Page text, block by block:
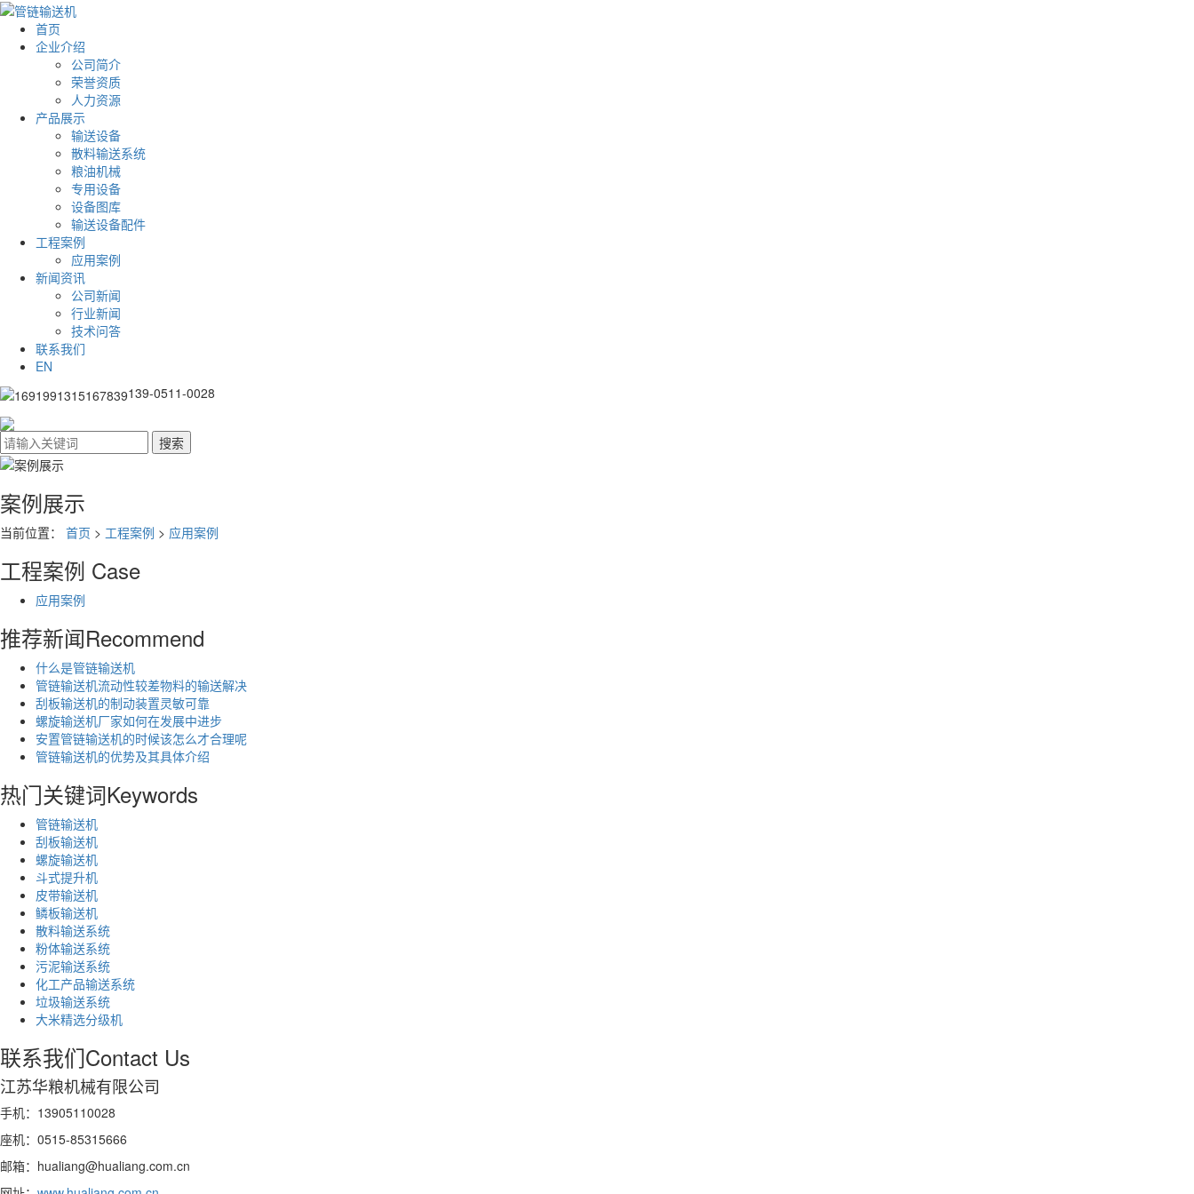
首页
企业介绍
公司简介
荣誉资质
人力资源
产品展示
输送设备
散料输送系统
粮油机械
专用设备
设备图库
输送设备配件
工程案例
应用案例
新闻资讯
公司新闻
行业新闻
技术问答
联系我们
EN
139-0511-0028
案例展示
当前位置： 首页 > 工程案例 > 应用案例
工程案例 Case
应用案例
推荐新闻Recommend
什么是管链输送机
管链输送机流动性较差物料的输送解决
刮板输送机的制动装置灵敏可靠
螺旋输送机厂家如何在发展中进步
安置管链输送机的时候该怎么才合理呢
管链输送机的优势及其具体介绍
热门关键词Keywords
管链输送机
刮板输送机
螺旋输送机
斗式提升机
皮带输送机
鳞板输送机
散料输送系统
粉体输送系统
污泥输送系统
化工产品输送系统
垃圾输送系统
大米精选分级机
联系我们Contact Us
江苏华粮机械有限公司
手机：13905110028
座机：0515-85315666
邮箱：hualiang@hualiang.com.cn